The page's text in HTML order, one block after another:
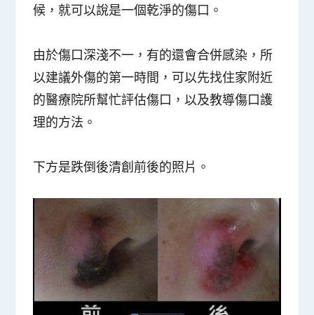
候，就可以說是一個乾淨的傷口。
由於傷口深淺不一，有的還會合併感染，所
以建議外傷的第一時間，可以先找住家附近
的醫療院所幫忙評估傷口，以及教導傷口護
理的方法。
下方是跌倒後清創前後的照片。